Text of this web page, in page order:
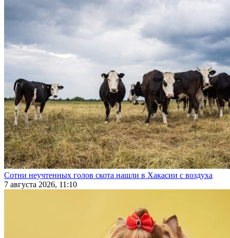
Сотни неучтенных голов скота нашли в Хакасии с воздуха
7 августа 2026, 11:10